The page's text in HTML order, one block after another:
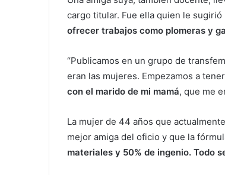
cargo titular. Fue ella quien le sugirió
ofrecer trabajos como plomeras y
“Publicamos en un grupo de
eran las mujeres. Empezamos a
con el marido de mi mamá, que me
La mujer de 44 años que
mejor amiga del oficio y que la
materiales y 50% de ingenio. Todo